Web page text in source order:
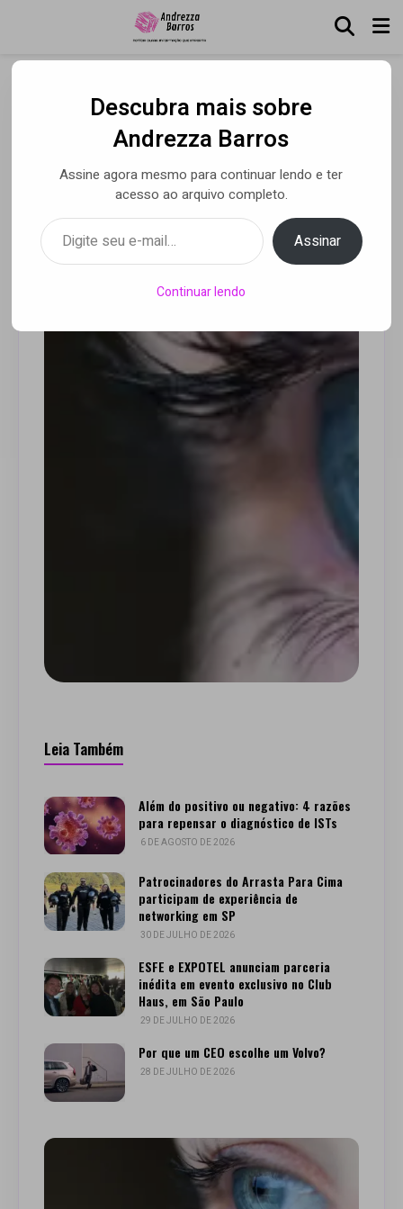
Luz azul é prejudicial aos
olhos
• 10 jul 2020
Leia Também
Além do positivo ou negativo: 4 razões
para repensar o diagnóstico de ISTs
6 DE AGOSTO DE 2026
Patrocinadores do Arrasta Para Cima
participam de experiência de
networking em SP
30 DE JULHO DE 2026
ESFE e EXPOTEL anunciam parceria
inédita em evento exclusivo no Club
Haus, em São Paulo
29 DE JULHO DE 2026
Por que um CEO escolhe um Volvo?
28 DE JULHO DE 2026
Descubra mais sobre
Andrezza Barros
Assine agora mesmo para continuar lendo e ter
acesso ao arquivo completo.
Digite seu e-mail…
Assinar
Continuar lendo